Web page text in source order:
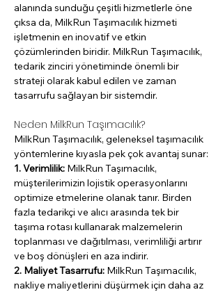
alanında sunduğu çeşitli hizmetlerle öne
çıksa da, MilkRun Taşımacılık hizmeti
işletmenin en inovatif ve etkin
çözümlerinden biridir. MilkRun Taşımacılık,
tedarik zinciri yönetiminde önemli bir
strateji olarak kabul edilen ve zaman
tasarrufu sağlayan bir sistemdir.
Neden MilkRun Taşımacılık?
MilkRun Taşımacılık, geleneksel taşımacılık
yöntemlerine kıyasla pek çok avantaj sunar:
1. Verimlilik: MilkRun Taşımacılık,
müşterilerimizin lojistik operasyonlarını
optimize etmelerine olanak tanır. Birden
fazla tedarikçi ve alıcı arasında tek bir
taşıma rotası kullanarak malzemelerin
toplanması ve dağıtılması, verimliliği artırır
ve boş dönüşleri en aza indirir.
2. Maliyet Tasarrufu: MilkRun Taşımacılık,
nakliye maliyetlerini düşürmek için daha az